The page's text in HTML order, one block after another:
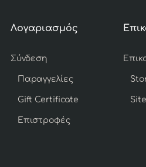
Λογαριασμός
Σύνδεση
Παραγγελίες
Gift Certificate
Επιστροφές